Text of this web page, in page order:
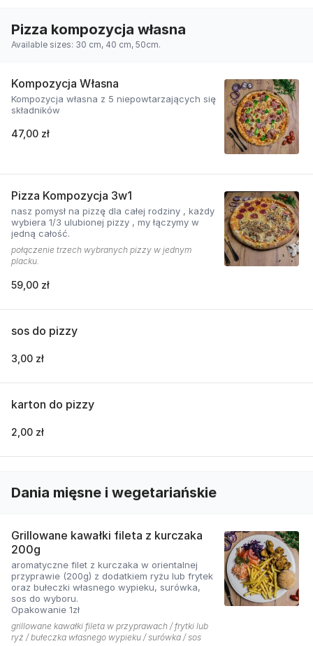
Pizza kompozycja własna
Available sizes: 30 cm, 40 cm, 50cm.
Kompozycja Własna
Kompozycja własna z 5 niepowtarzających się
składników
47,00 zł
Pizza Kompozycja 3w1
nasz pomysł na pizzę dla całej rodziny , każdy
wybiera 1/3 ulubionej pizzy , my łączymy w
jedną całość.
połączenie trzech wybranych pizzy w jednym
placku.
59,00 zł
sos do pizzy
3,00 zł
karton do pizzy
2,00 zł
Dania mięsne i wegetariańskie
Grillowane kawałki fileta z kurczaka
200g
aromatyczne filet z kurczaka w orientalnej
przyprawie (200g) z dodatkiem ryżu lub frytek
oraz bułeczki własnego wypieku, surówka,
sos do wyboru.
Opakowanie 1zł
grillowane kawałki fileta w przyprawach / frytki lub
ryż / bułeczka własnego wypieku / surówka / sos